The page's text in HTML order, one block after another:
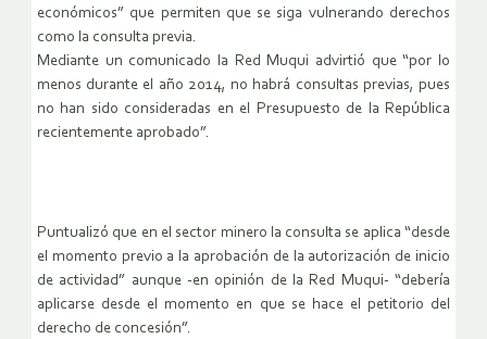
económicos” que permiten que se siga vulnerando derechos
como la consulta previa.
Mediante un comunicado la Red Muqui advirtió que “por lo
menos durante el año 2014, no habrá consultas previas, pues
no han sido consideradas en el Presupuesto de la República
recientemente aprobado”.
Puntualizó que en el sector minero la consulta se aplica “desde
el momento previo a la aprobación de la autorización de inicio
de actividad” aunque -en opinión de la Red Muqui- “debería
aplicarse desde el momento en que se hace el petitorio del
derecho de concesión”.